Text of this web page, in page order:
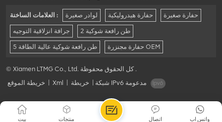
العلامات الساخنة : لوادر صغيرة حفارة هيدروليكية حفارة صغيرة
جرافة انزلاقية التوجيه 2 طن رافعة شوكية
5 طن رافعة شوكية عالية الطاقة حفارة مجنزرة OEM
© Xiamen LTMG Co., Ltd. كل الحقوق محفوظة .
خريطة الموقع
Xml خريطة
بيت منتجات واتس اب اتصال